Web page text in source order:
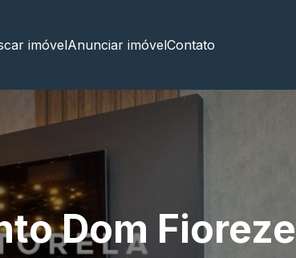
imóvelAnunciar imóvelContato
Dom Fioreze